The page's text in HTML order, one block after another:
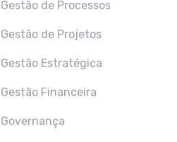
Gestão de Processos
Gestão de Projetos
Gestão Estratégica
Gestão Financeira
Governança